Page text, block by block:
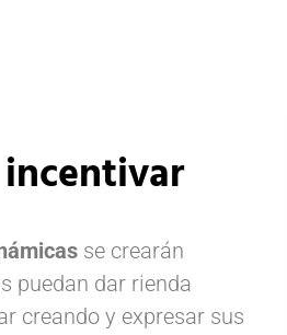
se crearán
puedan dar rienda
creando y expresar sus